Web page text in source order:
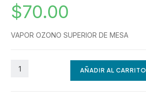
$70.00
VAPOR OZONO SUPERIOR DE MESA
AÑADIR AL CARRITO